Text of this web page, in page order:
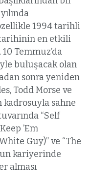
1994 tarihli
en etkili
Temmuz’da
buluşacak olan
sonra yeniden
Todd Morse ve
kadrosuyla sahne
“Self
’Em
Guy)” ve “The
kariyerinde
alması